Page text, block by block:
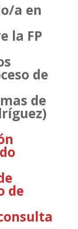
a en
la FP
de
de
de